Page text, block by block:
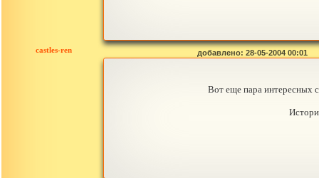
castles-ren добавлено: 28-05-2004 00:01
Вот еще пара интересных